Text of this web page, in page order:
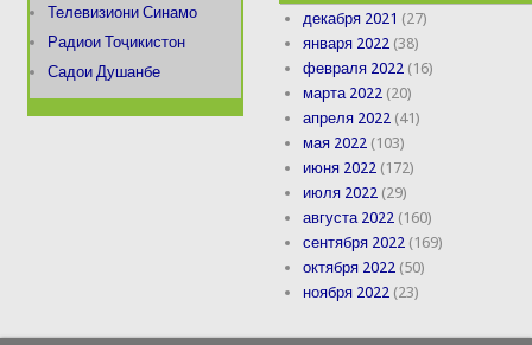
Телевизиони Синамо
Радиои Тоҷикистон
Садои Душанбе
декабря 2021 (27)
января 2022 (38)
февраля 2022 (16)
марта 2022 (20)
апреля 2022 (41)
мая 2022 (103)
июня 2022 (172)
июля 2022 (29)
августа 2022 (160)
сентября 2022 (169)
октября 2022 (50)
ноября 2022 (23)